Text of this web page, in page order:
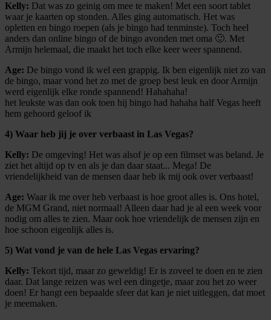
Kelly: Dat was zo geinig om mee te maken! Met een soort tablet
waar je kaarten op stonden. Alles ging automatisch. Het was
opletten en bingo roepen (als je bingo had tenminste). Toch heel
anders dan online bingo of de bingo avonden met oma 🙂. Met
Armijn helemaal, die maakt het toch elke keer weer spannend.
Age: De bingo vond ik wel een grappig. Ik ben eigenlijk niet zo van
de bingo, maar vond het zo met de groep best leuk en door Armijn
werd eigenlijk elke ronde spannend! Hahahaha!
het leukste was dan ook toen hij bingo had hahaha half Vegas heeft
hem gehoord geloof ik
4) Waar heb jij je over verbaast in Las Vegas?
Kelly: De omgeving! Het was alsof je op een filmset was beland. Je
ziet het altijd op tv en als je dan daar staat... Mega! De
vriendelijkheid van de mensen daar heb ik mij ook over verbaast!
Age: Waar ik me over heb verbaast is hoe groot alles is. Ons hotel,
de MGM Grand, niet normaal! Alleen daar had je al een week voor
nodig om alles te zien. Maar ook hoe vriendelijk de mensen zijn en
hoe schoon eigenlijk alles is.
5) Wat vond je van de hele Las Vegas ervaring?
Kelly: Tekort tijd, maar zo geweldig! Er is zoveel te doen en te zien
daar. Dat lange reizen was wel een dingetje, maar zou het zo weer
doen! Er hangt een bepaalde sfeer dat kan je niet uitleggen, dat moet
je meemaken.